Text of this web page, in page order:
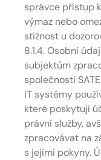
správce přístup
výmaz nebo
stížnost u
8.1.4. Osobní
subjektům
společnosti
IT systémy
které poskytují
právní služby,
zpracovávat na
s jejími pokyny.